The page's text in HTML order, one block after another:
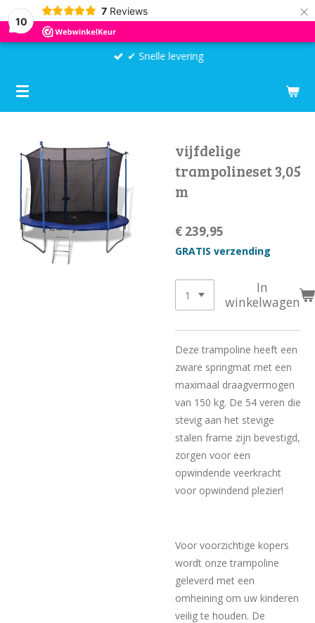
10
7 Reviews ×
✔ Snelle levering
vijfdelige
trampolineset 3,05
m
€ 239,95
GRATIS verzending
In
winkelwagen
Deze trampoline heeft een
zware springmat met een
maximaal draagvermogen
van 150 kg. De 54 veren die
stevig aan het stevige
stalen frame zijn bevestigd,
zorgen voor een
opwindende veerkracht
voor opwindend plezier!
Voor voorzichtige kopers
wordt onze trampoline
geleverd met een
omheining om uw kinderen
veilig te houden. De